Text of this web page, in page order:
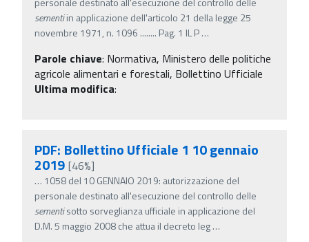
sementiin applicazione dell'articolo 21 della legge 25
novembre 1971, n. 1096 ........ Pag. 1 IL P…
Parole chiave: Normativa, Ministero delle politiche
agricole alimentari e forestali, Bollettino Ufficiale
Ultima modifica:
PDF: Bollettino Ufficiale 1 10 gennaio
2019 [46%]
… 1058 del 10 GENNAIO 2019: autorizzazione del
personale destinato all'esecuzione del controllo delle
sementisotto sorveglianza ufficiale in applicazione del
D.M. 5 maggio 2008 che attua il decreto leg…